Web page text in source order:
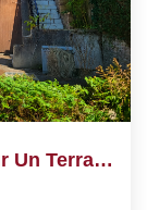
Maison De 9 Pièces De 170 M² Sur Un Terrain De 500 M²